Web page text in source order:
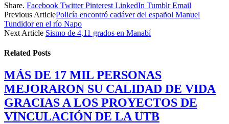
Share. Facebook Twitter Pinterest LinkedIn Tumblr Email
Previous ArticlePolicía encontró cadáver del español Manuel
Tundidor en el río Napo
Next Article Sismo de 4,11 grados en Manabí
Related Posts
MÁS DE 17 MIL PERSONAS
MEJORARON SU CALIDAD DE VIDA
GRACIAS A LOS PROYECTOS DE
VINCULACIÓN DE LA UTB